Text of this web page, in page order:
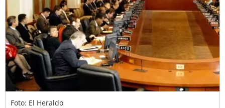
Foto: El Heraldo